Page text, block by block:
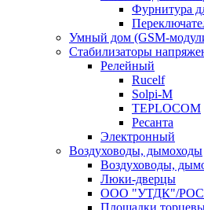
Фурнитура
Умный дом (GSM-
Cтабилизаторы
Релейный
Rucelf
Solpi-M
TEPLOCOM
Ресанта
Электронный
Воздуховоды, дымоходы
Воздуховоды,
Люки-дверцы
ООО "УТДК"/
Площадки